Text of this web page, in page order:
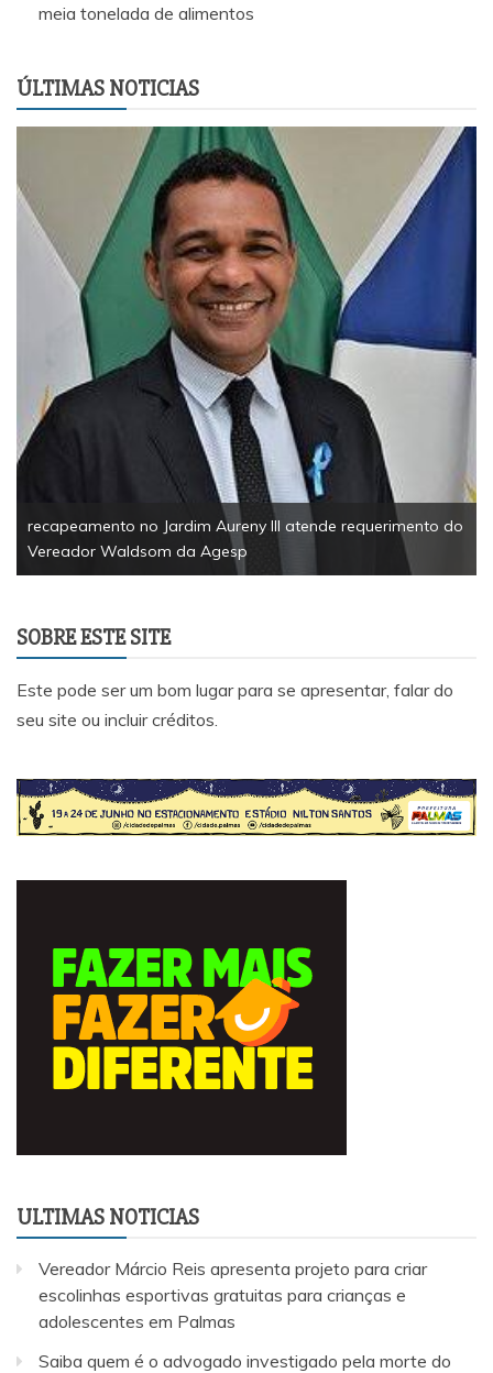
meia tonelada de alimentos
ÚLTIMAS NOTICIAS
recapeamento no Jardim Aureny III atende requerimento do
Vereador Waldsom da Agesp
SOBRE ESTE SITE
Este pode ser um bom lugar para se apresentar, falar do
seu site ou incluir créditos.
ULTIMAS NOTICIAS
Vereador Márcio Reis apresenta projeto para criar
escolinhas esportivas gratuitas para crianças e
adolescentes em Palmas
Saiba quem é o advogado investigado pela morte do